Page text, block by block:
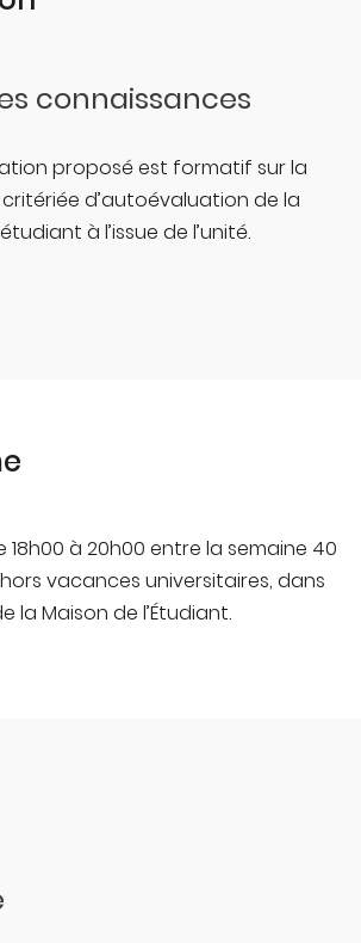
connaissances
proposé est formatif sur la
critériée d’autoévaluation de la
à l’issue de l’unité.
18h00 à 20h00 entre la semaine 40
vacances universitaires, dans
la Maison de l’Étudiant.